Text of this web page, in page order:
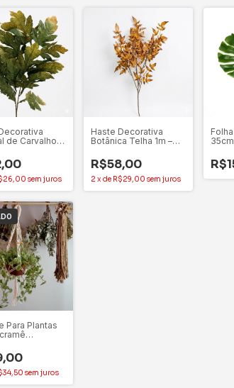
de Carvalho
sem juros
Haste Decorativa
Botânica Telha 1m –
R$58,00
2 xde R$29,00 sem juros
Para Plantas
Feito a
sem juros